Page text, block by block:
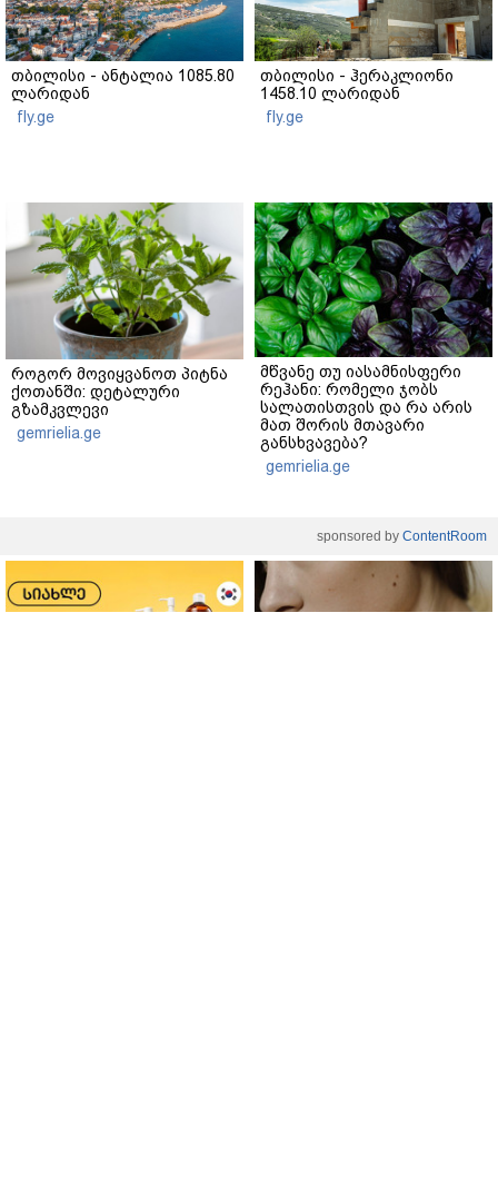
თბილისი - ანტალია 1085.80
ლარიდან
fly.ge
თბილისი - ჰერაკლიონი
1458.10 ლარიდან
fly.ge
როგორ მოვიყვანოთ პიტნა
ქოთანში: დეტალური
გზამკვლევი
gemrielia.ge
მწვანე თუ იასამნისფერი
რეჰანი: რომელი ჯობს
სალათისთვის და რა არის
მათ შორის მთავარი
განსხვავება?
gemrielia.ge
sponsored by ContentRoom